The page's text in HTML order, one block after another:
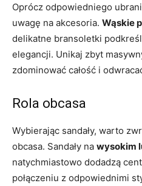
Oprócz odpowiedniego
uwagę na akcesoria. Wąskie
delikatne bransoletki
elegancji. Unikaj zbyt
zdominować całość i
Rola obcasa
Wybierając sandały, warto
obcasa. Sandały na wysokim
natychmiastowo dodadzą
połączeniu z odpowiednimi